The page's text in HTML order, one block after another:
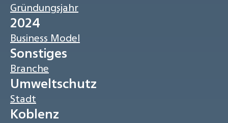
Gründungsjahr
2024
Business Model
Sonstiges
Branche
Umweltschutz
Stadt
Koblenz